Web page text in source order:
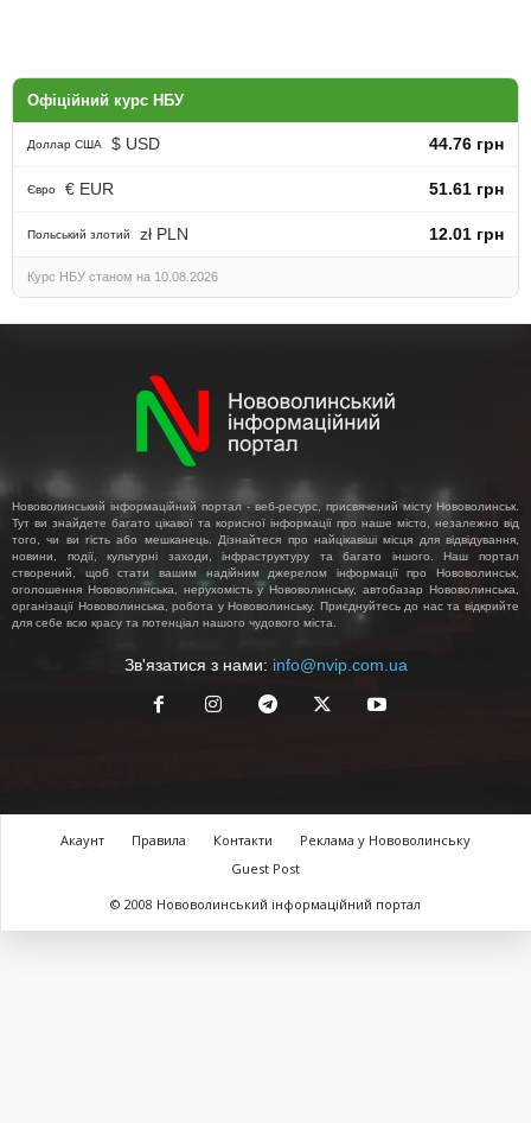
Офіційний курс НБУ
Доллар США $ USD 44.76 грн
Євро € EUR 51.61 грн
Польський злотий zł PLN 12.01 грн
Курс НБУ станом на 10.08.2026
Нововолинський інформаційний портал - веб-ресурс, присвячений місту Нововолинськ.
Тут ви знайдете багато цікавої та корисної інформації про наше місто, незалежно від
того, чи ви гість або мешканець. Дізнайтеся про найцікавіші місця для відвідування,
новини, події, культурні заходи, інфраструктуру та багато іншого. Наш портал
створений, щоб стати вашим надійним джерелом інформації про Нововолинськ,
оголошення Нововолинська, нерухомість у Нововолинську, автобазар Нововолинська,
організації Нововолинська, робота у Нововолинську. Приєднуйтесь до нас та відкрийте
для себе всю красу та потенціал нашого чудового міста.
Зв'язатися з нами: info@nvip.com.ua
Акаунт Правила Контакти
Реклама у Нововолинську
Guest Post
© 2008 Нововолинський інформаційний портал